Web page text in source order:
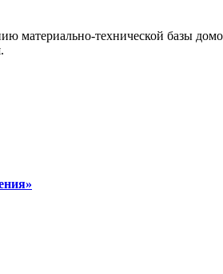
материально-технической базы